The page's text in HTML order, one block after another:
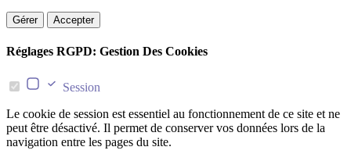
Gérer Accepter
Réglages RGPD: Gestion Des Cookies
Session
Le cookie de session est essentiel au fonctionnement de ce site et ne
peut être désactivé. Il permet de conserver vos données lors de la
navigation entre les pages du site.